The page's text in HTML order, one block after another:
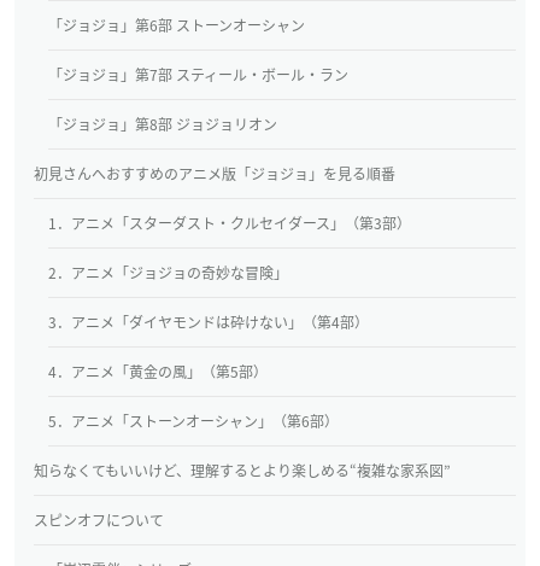
「ジョジョ」第6部 ストーンオーシャン
「ジョジョ」第7部 スティール・ボール・ラン
「ジョジョ」第8部 ジョジョリオン
初見さんへおすすめのアニメ版「ジョジョ」を見る順番
1．アニメ「スターダスト・クルセイダース」（第3部）
2．アニメ「ジョジョの奇妙な冒険」
3．アニメ「ダイヤモンドは砕けない」（第4部）
4．アニメ「黄金の風」（第5部）
5．アニメ「ストーンオーシャン」（第6部）
知らなくてもいいけど、理解するとより楽しめる“複雑な家系図”
スピンオフについて